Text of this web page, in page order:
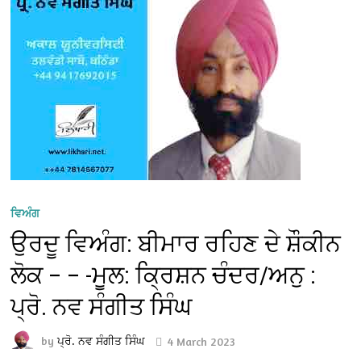
ਵਿਅੰਗ
ਉਰਦੂ ਵਿਅੰਗ: ਬੀਮਾਰ ਰਹਿਣ ਦੇ ਸ਼ੌਕੀਨ
ਲੋਕ – – -ਮੂਲ: ਕ੍ਰਿਸ਼ਨ ਚੰਦਰ/ਅਨੁ :
ਪ੍ਰੋ. ਨਵ ਸੰਗੀਤ ਸਿੰਘ
byਪ੍ਰੋ. ਨਵ ਸੰਗੀਤ ਸਿੰਘ 4 March 2023